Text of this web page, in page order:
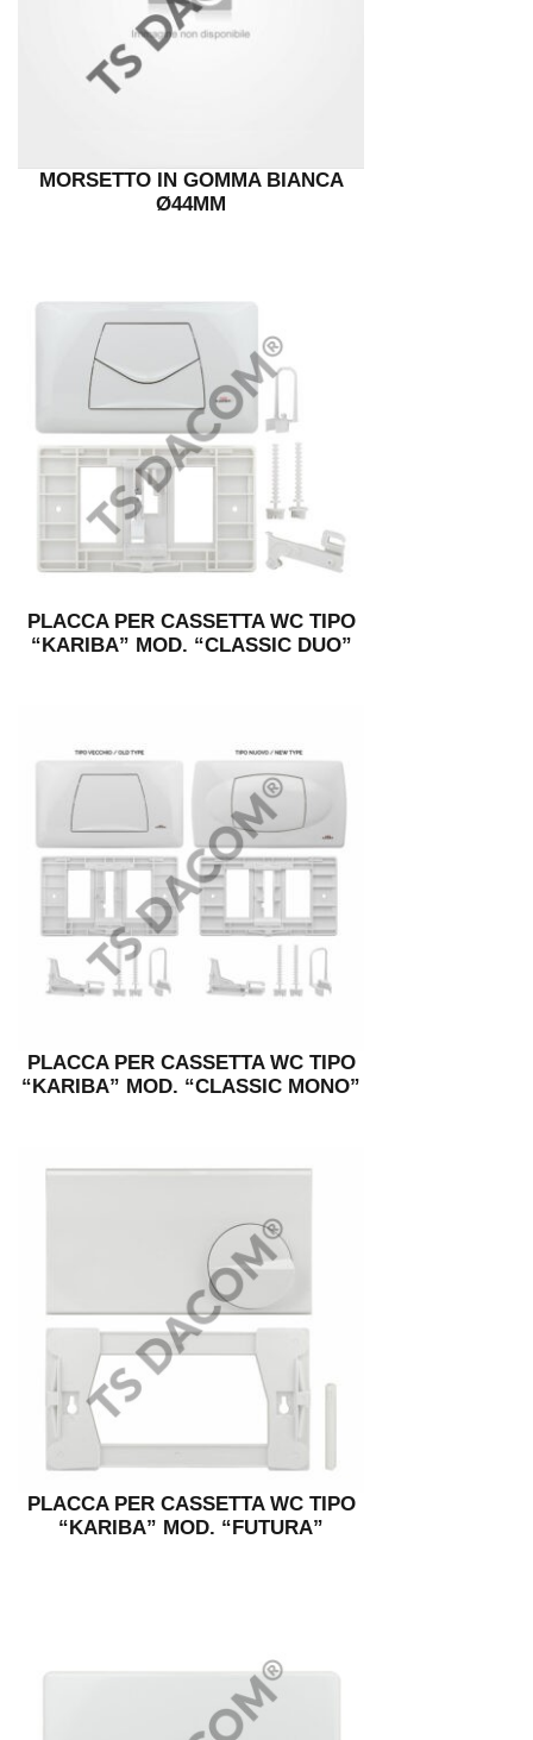
MORSETTO IN GOMMA BIANCA
Ø44MM
PLACCA PER CASSETTA WC TIPO
“KARIBA” MOD. “CLASSIC DUO”
PLACCA PER CASSETTA WC TIPO
“KARIBA” MOD. “CLASSIC MONO”
PLACCA PER CASSETTA WC TIPO
“KARIBA” MOD. “FUTURA”